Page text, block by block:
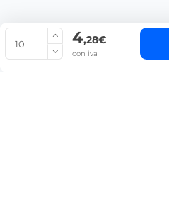
4,28€
con iva
La cantidad mínima en el pedido de
© Copyright 2022 PepeBar.com |
Condiciones generales de compra |